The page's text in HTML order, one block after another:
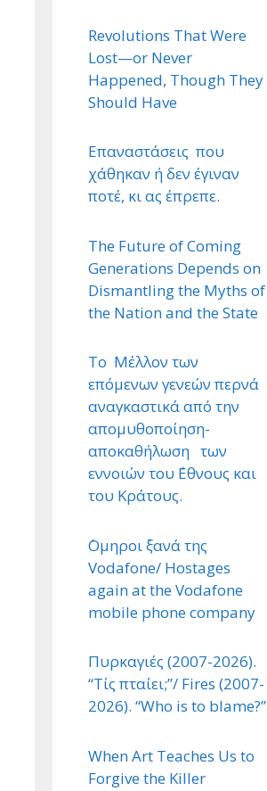
Revolutions That Were
Lost—or Never
Happened, Though They
Should Have
Επαναστάσεις που
χάθηκαν ή δεν έγιναν
ποτέ, κι ας έπρεπε.
The Future of Coming
Generations Depends on
Dismantling the Myths of
the Nation and the State
Το Μέλλον των
επόμενων γενεών περνά
αναγκαστικά από την
απομυθοποίηση-
αποκαθήλωση των
εννοιών του ΄Εθνους και
του Κράτους.
΄Ομηροι ξανά της
Vodafone/ Hostages
again at the Vodafone
mobile phone company
Πυρκαγιές (2007-2026).
“Τίς πταίει;”/ Fires (2007-
2026). “Who is to blame?”
When Art Teaches Us to
Forgive the Killer